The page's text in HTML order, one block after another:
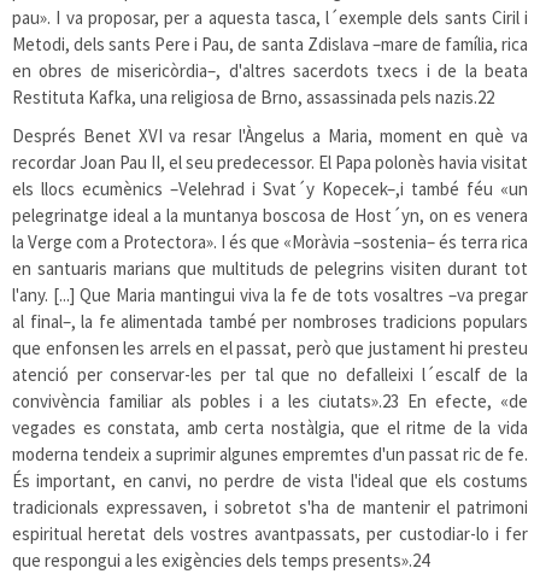
pau». I va proposar, per a aquesta tasca, l´exemple dels sants Ciril i
Metodi, dels sants Pere i Pau, de santa Zdislava –mare de família, rica
en obres de misericòrdia–, d'altres sacerdots txecs i de la beata
Restituta Kafka, una religiosa de Brno, assassinada pels nazis.22
Després Benet XVI va resar l'Àngelus a Maria, moment en què va
recordar Joan Pau II, el seu predecessor. El Papa polonès havia visitat
els llocs ecumènics –Velehrad i Svat´y Kopecek–,i també féu «un
pelegrinatge ideal a la muntanya boscosa de Host´yn, on es venera
la Verge com a Protectora». I és que «Moràvia –sostenia– és terra rica
en santuaris marians que multituds de pelegrins visiten durant tot
l'any. [...] Que Maria mantingui viva la fe de tots vosaltres –va pregar
al final–, la fe alimentada també per nombroses tradicions populars
que enfonsen les arrels en el passat, però que justament hi presteu
atenció per conservar-les per tal que no defalleixi l´escalf de la
convivència familiar als pobles i a les ciutats».23 En efecte, «de
vegades es constata, amb certa nostàlgia, que el ritme de la vida
moderna tendeix a suprimir algunes empremtes d'un passat ric de fe.
És important, en canvi, no perdre de vista l'ideal que els costums
tradicionals expressaven, i sobretot s'ha de mantenir el patrimoni
espiritual heretat dels vostres avantpassats, per custodiar-lo i fer
que respongui a les exigències dels temps presents».24